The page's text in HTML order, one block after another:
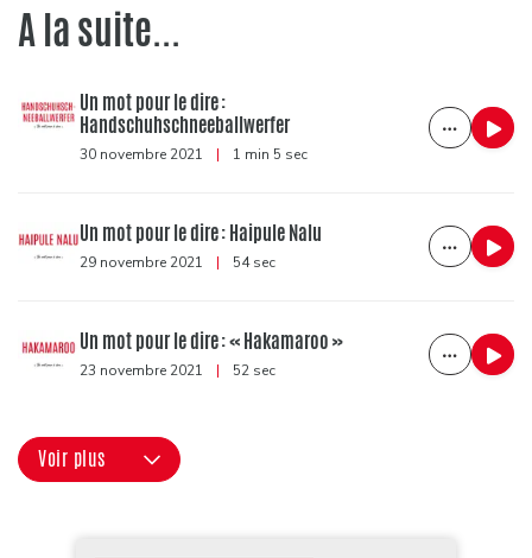
A la suite...
Un mot pour le dire :
Handschuhschneeballwerfer
30 novembre 2021 | 1 min 5 sec
Un mot pour le dire : Haipule Nalu
29 novembre 2021 | 54 sec
Un mot pour le dire : « Hakamaroo »
23 novembre 2021 | 52 sec
Voir plus